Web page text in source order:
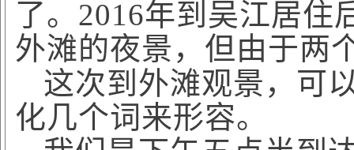
了。2016年到吴江居住
外滩的夜景，但由于两
这次到外滩观景，可
化几个词来形容。